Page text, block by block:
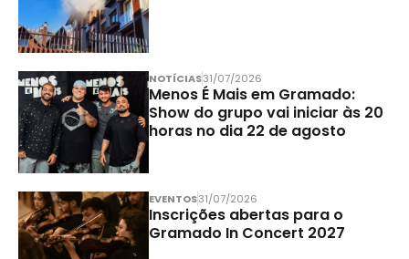
NOTÍCIAS31/07/2026
Menos É Mais em Gramado:
Show do grupo vai iniciar às 20
horas no dia 22 de agosto
EVENTOS31/07/2026
Inscrições abertas para o
Gramado In Concert 2027